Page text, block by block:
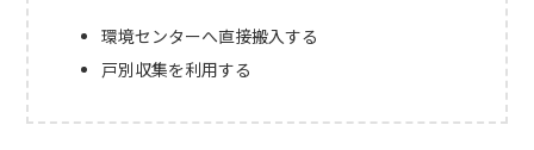
環境センターへ直接搬入する
戸別収集を利用する